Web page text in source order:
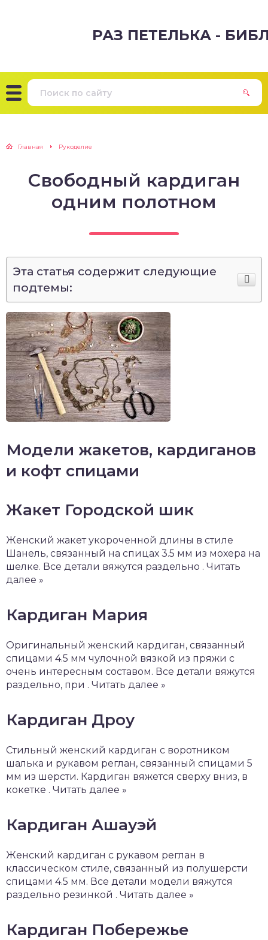
РАЗ ПЕТЕЛЬКА -
Главная Рукоделие
Свободный кардиган
одним полотном
Эта статья содержит следующие
подтемы:
Модели жакетов, кардиганов
и кофт спицами
Жакет Городской шик
Женский жакет укороченной длины в стиле
Шанель, связанный на спицах 3.5 мм из мохера на
шелке. Все детали вяжутся раздельно . Читать
далее »
Кардиган Мария
Оригинальный женский кардиган, связанный
спицами 4.5 мм чулочной вязкой из пряжи с
очень интересным составом. Все детали вяжутся
раздельно, при . Читать далее »
Кардиган Дроу
Стильный женский кардиган с воротником
шалька и рукавом реглан, связанный спицами 5
мм из шерсти. Кардиган вяжется сверху вниз, в
кокетке . Читать далее »
Кардиган Ашауэй
Женский кардиган с рукавом реглан в
классическом стиле, связанный из полушерсти
спицами 4.5 мм. Все детали модели вяжутся
раздельно резинкой . Читать далее »
Кардиган Побережье